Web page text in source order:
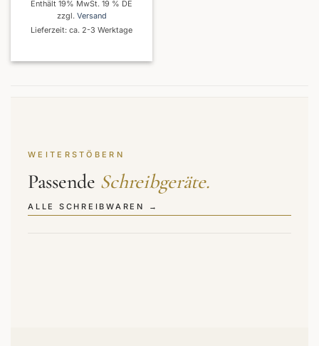
Enthält 19% MwSt. 19 % DE
zzgl. Versand
Lieferzeit: ca. 2-3 Werktage
WEITERSTÖBERN
Passende Schreibgeräte.
ALLE SCHREIBWAREN →